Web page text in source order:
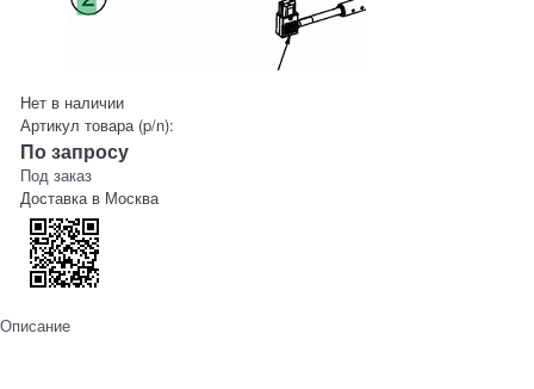
Нет в наличии
Артикул товара (p/n):
По запросу
Под заказ
Доставка в Москва
Описание